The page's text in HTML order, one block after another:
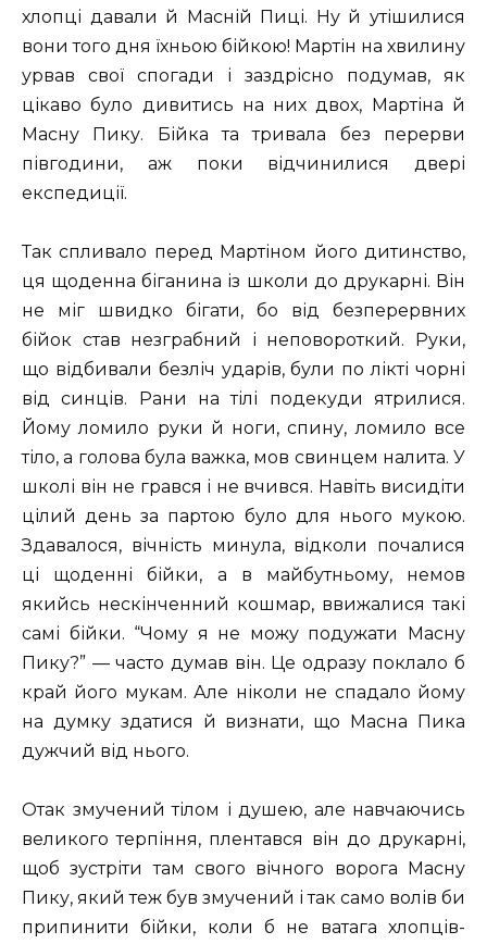
хлопці давали й Масній Пиці. Ну й утішилися
вони того дня їхньою бійкою! Мартін на хвилину
урвав свої спогади і заздрісно подумав, як
цікаво було дивитись на них двох, Мартіна й
Масну Пику. Бійка та тривала без перерви
півгодини, аж поки відчинилися двері
експедиції.
Так спливало перед Мартіном його дитинство,
ця щоденна біганина із школи до друкарні. Він
не міг швидко бігати, бо від безперервних
бійок став незграбний і неповороткий. Руки,
що відбивали безліч ударів, були по лікті чорні
від синців. Рани на тілі подекуди ятрилися.
Йому ломило руки й ноги, спину, ломило все
тіло, а голова була важка, мов свинцем налита. У
школі він не грався і не вчився. Навіть висидіти
цілий день за партою було для нього мукою.
Здавалося, вічність минула, відколи почалися
ці щоденні бійки, а в майбутньому, немов
якийсь нескінченний кошмар, ввижалися такі
самі бійки. “Чому я не можу подужати Масну
Пику?” — часто думав він. Це одразу поклало б
край його мукам. Але ніколи не спадало йому
на думку здатися й визнати, що Масна Пика
дужчий від нього.
Отак змучений тілом і душею, але навчаючись
великого терпіння, плентався він до друкарні,
щоб зустріти там свого вічного ворога Масну
Пику, який теж був змучений і так само волів би
припинити бійки, коли б не ватага хлопців-